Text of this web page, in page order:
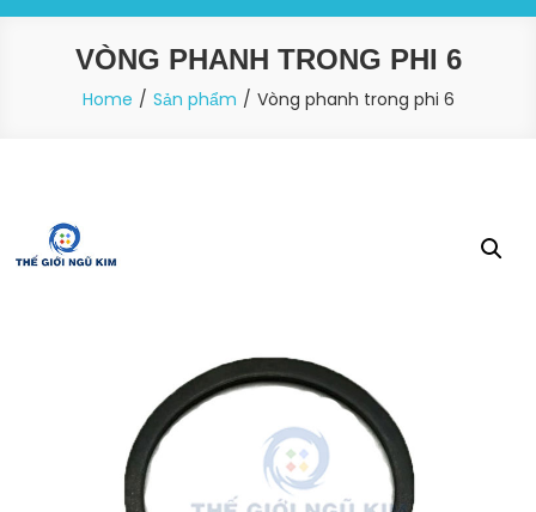
VÒNG PHANH TRONG PHI 6
Home Sản phẩm Vòng phanh trong phi 6